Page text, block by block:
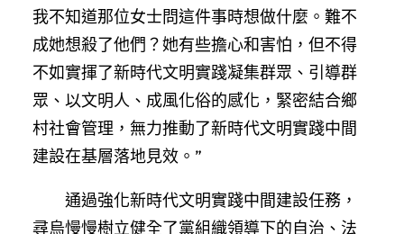
我不知道那位女士問這件事時想做什麼。難不
成她想殺了他們？她有些擔心和害怕，但不得
不如實揮了新時代文明實踐凝集群眾、引導群
眾、以文明人、成風化俗的感化，緊密結合鄉
村社會管理，無力推動了新時代文明實踐中間
建設在基層落地見效。”
通過強化新時代文明實踐中間建設任務，
尋烏慢慢樹立健全了黨組織領導下的自治、法